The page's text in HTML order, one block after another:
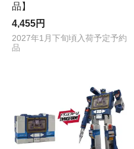
品】
4,455円
2027年1月下旬頃入荷予定予約
品